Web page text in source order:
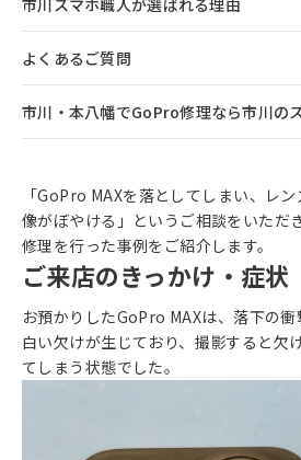
市川スマホ職人が選ばれる理由
よくあるご質問
市川・本八幡でGoPro修理なら市川の
「GoPro MAXを落としてしまい、レ
像がぼやける」というご相談をいただ
修理を行った事例をご紹介します。
ご来店のきっかけ・症状
お預かりしたGoPro MAXは、落下の
白い欠けが生じており、撮影すると欠
てしまう状態でした。